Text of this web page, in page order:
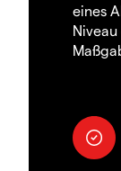
eines